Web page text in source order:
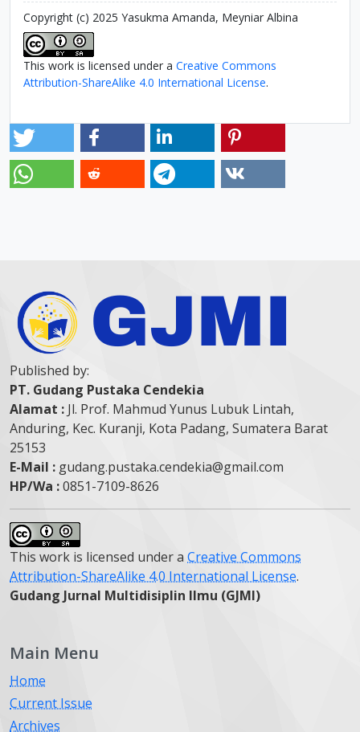
Copyright (c) 2025 Yasukma Amanda, Meyniar Albina
This work is licensed under a Creative Commons
Attribution-ShareAlike 4.0 International License.
Published by:
PT. Gudang Pustaka Cendekia
Alamat : Jl. Prof. Mahmud Yunus Lubuk Lintah,
Anduring, Kec. Kuranji, Kota Padang, Sumatera Barat
25153
E-Mail : gudang.pustaka.cendekia@gmail.com
HP/Wa :0851-7109-8626
This work is licensed under a Creative Commons
Attribution-ShareAlike 4.0 International License.
Gudang Jurnal Multidisiplin Ilmu (GJMI)
Main Menu
Home
Current Issue
Archives